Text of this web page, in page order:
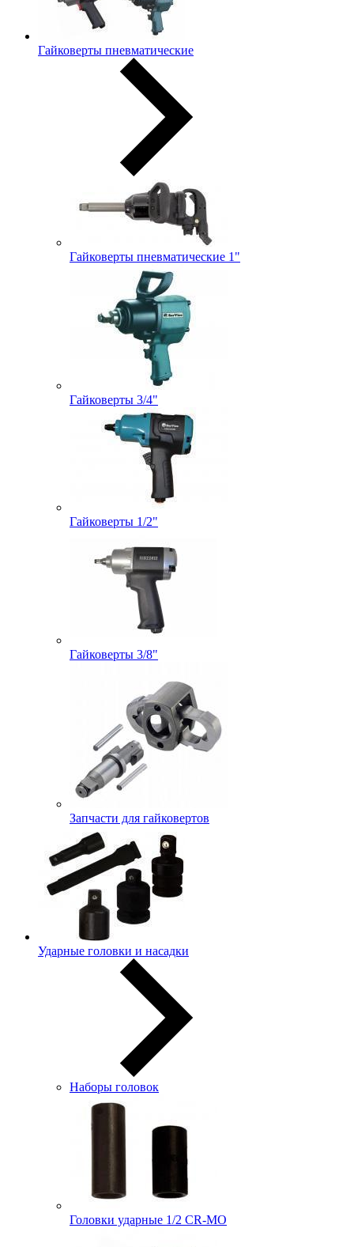
Гайковерты пневматические
Гайковерты пневматические 1"
Гайковерты 3/4"
Гайковерты 1/2"
Гайковерты 3/8"
Запчасти для гайковертов
Ударные головки и насадки
Наборы головок
Головки ударные 1/2 CR-MO